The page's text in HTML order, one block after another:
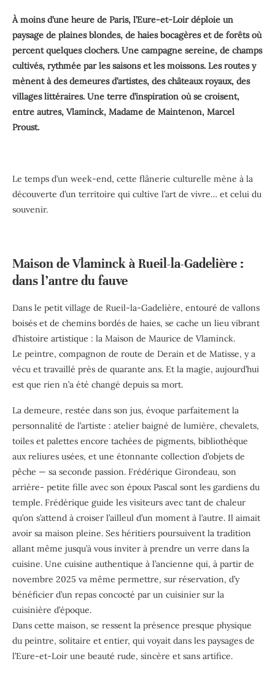
À moins d’une heure de Paris, l’Eure-et-Loir déploie un
paysage de plaines blondes, de haies bocagères et de forêts où
percent quelques clochers. Une campagne sereine, de champs
cultivés, rythmée par les saisons et les moissons. Les routes y
mènent à des demeures d’artistes, des châteaux royaux, des
villages littéraires. Une terre d’inspiration où se croisent,
entre autres, Vlaminck, Madame de Maintenon, Marcel
Proust.
Le temps d’un week-end, cette flânerie culturelle mène à la
découverte d’un territoire qui cultive l’art de vivre… et celui du
souvenir.
Maison de Vlaminck à Rueil-la-Gadelière :
dans l’antre du fauve
Dans le petit village de Rueil-la-Gadelière, entouré de vallons
boisés et de chemins bordés de haies, se cache un lieu vibrant
d’histoire artistique : la Maison de Maurice de Vlaminck.
Le peintre, compagnon de route de Derain et de Matisse, y a
vécu et travaillé près de quarante ans. Et la magie, aujourd’hui
est que rien n’a été changé depuis sa mort.
La demeure, restée dans son jus, évoque parfaitement la
personnalité de l’artiste : atelier baigné de lumière, chevalets,
toiles et palettes encore tachées de pigments, bibliothèque
aux reliures usées, et une étonnante collection d’objets de
pêche — sa seconde passion. Frédérique Girondeau, son
arrière- petite fille avec son époux Pascal sont les gardiens du
temple. Frédérique guide les visiteurs avec tant de chaleur
qu’on s’attend à croiser l’ailleul d’un moment à l’autre. Il aimait
avoir sa maison pleine. Ses héritiers poursuivent la tradition
allant même jusqu’à vous inviter à prendre un verre dans la
cuisine. Une cuisine authentique à l’ancienne qui, à partir de
novembre 2025 va même permettre, sur réservation, d’y
bénéficier d’un repas concocté par un cuisinier sur la
cuisinière d’époque.
Dans cette maison, se ressent la présence presque physique
du peintre, solitaire et entier, qui voyait dans les paysages de
l’Eure-et-Loir une beauté rude, sincère et sans artifice.